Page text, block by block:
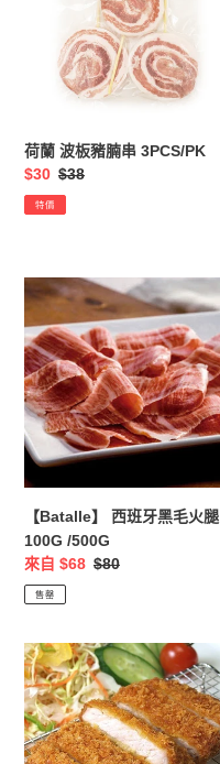
3PCS/PK
荷蘭 波板豬腩串 3PCS/PK
售
價
$30 定
價
$38
特價
【Batalle】
西
班
牙
黑
毛
火
腿
100G
/500G
【Batalle】 西班牙黑毛火腿
100G /500G
售
價
來自 $68 定
$80
售罄
【阪
膳】
吉
列
豬